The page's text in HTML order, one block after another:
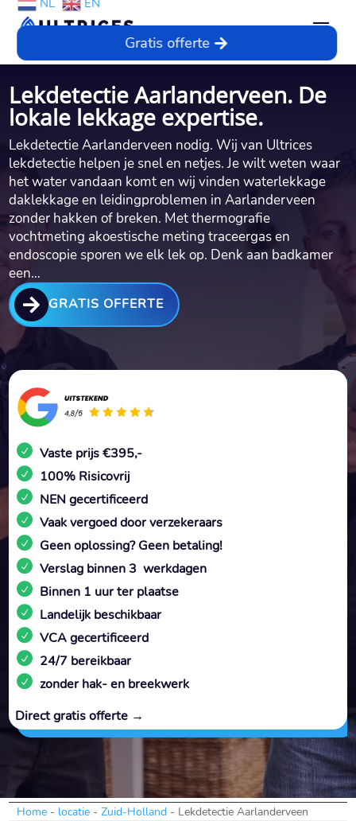
NL EN
Gratis offerte
Lekdetectie Aarlanderveen. De
lokale lekkage expertise.
Lekdetectie Aarlanderveen nodig.​ Wij van Ultrices
lekdetectie helpen je snel en netjes.​ Je wilt weten waar
het water vandaan komt en wij vinden waterlekkage
daklekkage en leidingproblemen in Aarlanderveen
zonder hakken of breken.​ Met thermografie
vochtmeting akoestische meting traceergas en
endoscopie sporen we elk lek op.​ Denk aan badkamer
een…
 GRATIS OFFERTE
Vaste prijs €395,-
100% Risicovrij
NEN gecertificeerd
Vaak vergoed door verzekeraars
Geen oplossing? Geen betaling!
Verslag binnen 3 werkdagen
Binnen 1 uur ter plaatse
Landelijk beschikbaar
VCA gecertificeerd
24/7 bereikbaar
zonder hak- en breekwerk
Direct gratis offerte →
Home- locatie- Zuid-Holland - Lekdetectie Aarlanderveen